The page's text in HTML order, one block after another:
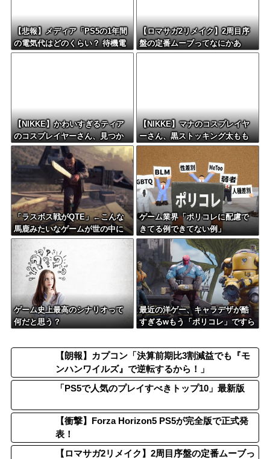
【悲報】メディア「PS5の1年間
の電気代はどのくらい？ 待機電
力には注意すべき？」
【ロマサガ2リメイク】2周目序
盤の定番ムーブってなにかあ
る？
【NIKKE】かわいすぎるティア
のコスプレイヤーさん、見つか
るｗｗｗｗｗ【画像】
【NIKKE】マナのコスプレイヤ
ーさん、黒ストッキング太もも
がえちえちィ！
「ラスボス戦がQTE」←こんな
馬鹿みたいなゲームが世の中に
は存在するらしい
ゲーム業界「ポリコレに配慮で
きてる例できてない例」
ゲーム史上最高のシナリオって
何だと思う？
最近の洋ゲー、キャラデザが酷
すぎるwもう「ポリコレ」ですら
【朗報】カプコン「決算前期比3割減益でも『モ
ンハンワイルズ』で逆転するから！」
「PS5で人気のプレイすべきトップ10」最新版
【衝撃】Forza Horizon5 PS5が完全版で正式発
表！
【ロマサガ2リメイク】2周目序盤の定番ムーブっ